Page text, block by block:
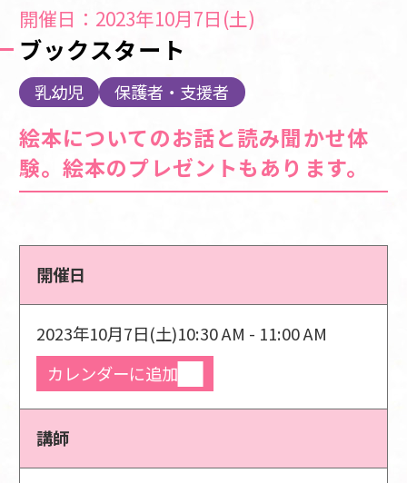
開催日：2023年10月7日(土)
ブックスタート
乳幼児 保護者・支援者
絵本についてのお話と読み聞かせ体
験。絵本のプレゼントもあります。
開催日
2023年10月7日(土)10:30 AM - 11:00 AM
カレンダーに追加
講師